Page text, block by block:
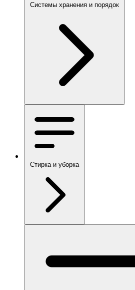
Системы хранения и порядок
Стирка и уборка